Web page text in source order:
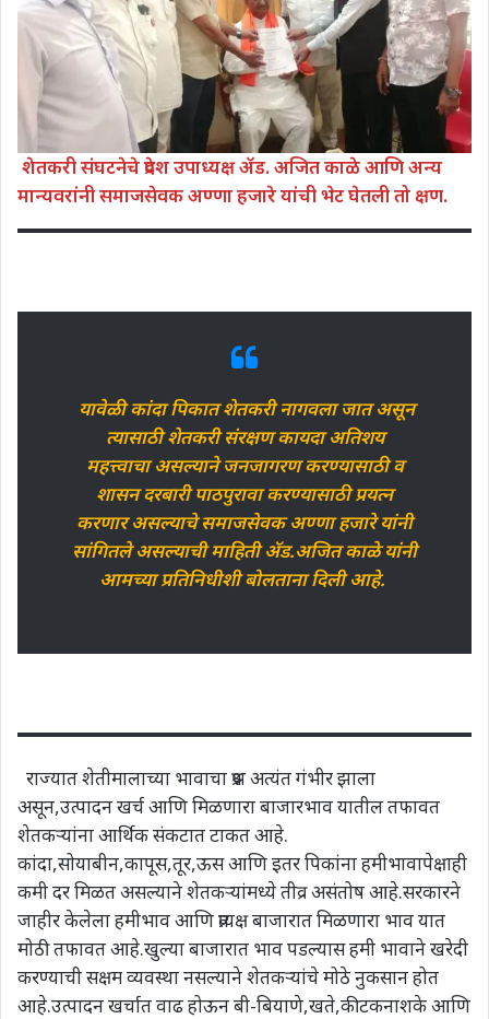
शेतकरी संघटनेचे प्रदेश उपाध्यक्ष ॲड. अजित काळे आणि अन्य
मान्यवरांनी समाजसेवक अण्णा हजारे यांची भेट घेतली तो क्षण.
यावेळी कांदा पिकात शेतकरी नागवला जात असून
त्यासाठी शेतकरी संरक्षण कायदा अतिशय
महत्त्वाचा असल्याने जनजागरण करण्यासाठी व
शासन दरबारी पाठपुरावा करण्यासाठी प्रयत्न
करणार असल्याचे समाजसेवक अण्णा हजारे यांनी
सांगितले असल्याची माहिती ॲड.अजित काळे यांनी
आमच्या प्रतिनिधीशी बोलताना दिली आहे.
राज्यात शेतीमालाच्या भावाचा प्रश्न अत्यंत गंभीर झाला
असून,उत्पादन खर्च आणि मिळणारा बाजारभाव यातील तफावत
शेतकऱ्यांना आर्थिक संकटात टाकत आहे.
कांदा,सोयाबीन,कापूस,तूर,ऊस आणि इतर पिकांना हमीभावापेक्षाही
कमी दर मिळत असल्याने शेतकऱ्यांमध्ये तीव्र असंतोष आहे.सरकारने
जाहीर केलेला हमीभाव आणि प्रत्यक्ष बाजारात मिळणारा भाव यात
मोठी तफावत आहे.खुल्या बाजारात भाव पडल्यास हमी भावाने खरेदी
करण्याची सक्षम व्यवस्था नसल्याने शेतकऱ्यांचे मोठे नुकसान होत
आहे.उत्पादन खर्चात वाढ होऊन बी-बियाणे,खते,कीटकनाशके आणि